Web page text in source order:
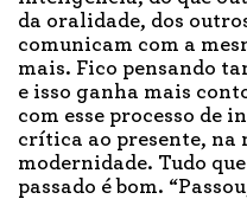
da oralidade, dos
comunicam com a
mais. Fico pensando
e isso ganha mais
com esse processo de
crítica ao presente, na
modernidade. Tudo
passado é bom.